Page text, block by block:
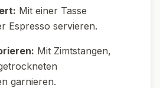
Mit einer Tasse
Espresso servieren.
Mit Zimtstangen,
garnieren.